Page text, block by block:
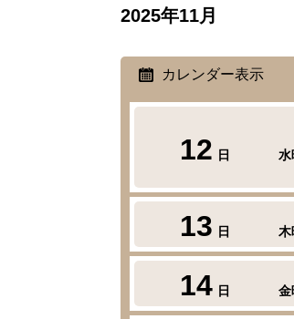
2025年11月
カレンダー表示
12 日 水
13 日 木
14 日 金